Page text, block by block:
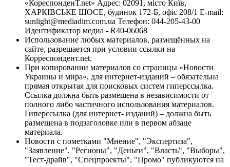
«КореспонденТ.net» Адрес: 02091, місто Київ,
ХАРКІВСЬКЕ ШОСЕ, будинок 172-Б, офіс 208/1 E-mail:
sunlight@mediadim.com.ua Телефон: 044-205-43-00
Идентификатор медиа - R40-06068
Использование любых материалов, размещённых на
сайте, разрешается при условии ссылки на
Корреспондент.net.
При копировании материалов со страницы «Новости
Украины и мира», для интернет-изданий – обязательна
прямая открытая для поисковых систем гиперссылка.
Ссылка должна быть размещена в независимости от
полного либо частичного использования материалов.
Гиперссылка (для интернет- изданий) – должна быть
размещена в подзаголовке или в первом абзаце
материала.
Новости с пометками "Мнение", "Экспертиза",
"Заявление", "Регионы", "Деньги", "Власть", "Выборы",
"Тест-драйв", "Спецпроекты", "Промо" публикуются на